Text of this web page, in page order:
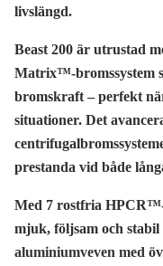
livslängd.
Beast 200 är utrustad
Matrix™-bromssystem
bromskraft – perfekt
situationer. Det
prestanda vid både
Med 7 rostfria
mjuk, följsam och stabil
aluminiumveven med